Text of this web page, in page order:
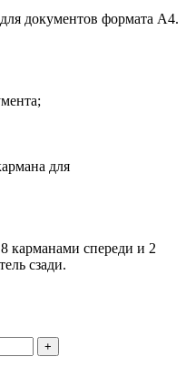
документов формата A4.
для
карманами спереди и 2
сзади.